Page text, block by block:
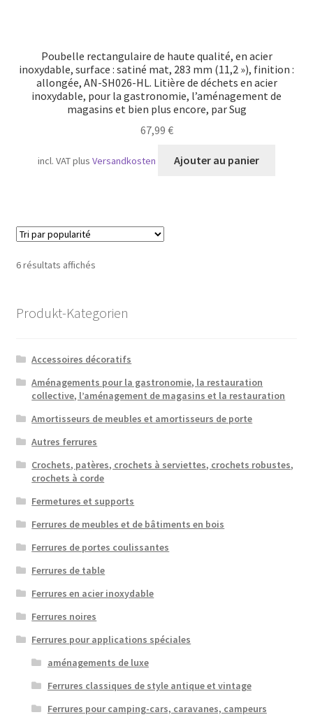
Poubelle rectangulaire de haute qualité, en acier
inoxydable, surface : satiné mat, 283 mm (11,2 »), finition :
allongée, AN-SH026-HL. Litière de déchets en acier
inoxydable, pour la gastronomie, l’aménagement de
magasins et bien plus encore, par Sug
67,99 €
incl. VATplusVersandkosten Ajouter au panier
6 résultats affichésTrié
Produkt-Kategorien
Accessoires décoratifs
Aménagements pour la gastronomie, la restauration
collective, l’aménagement de magasins et la restauration
Amortisseurs de meubles et amortisseurs de porte
Autres ferrures
Crochets, patères, crochets à serviettes, crochets robustes,
crochets à corde
Fermetures et supports
Ferrures de meubles et de bâtiments en bois
Ferrures de portes coulissantes
Ferrures de table
Ferrures en acier inoxydable
Ferrures noires
Ferrures pour applications spéciales
aménagements de luxe
Ferrures classiques de style antique et vintage
Ferrures pour camping-cars, caravanes, campeurs